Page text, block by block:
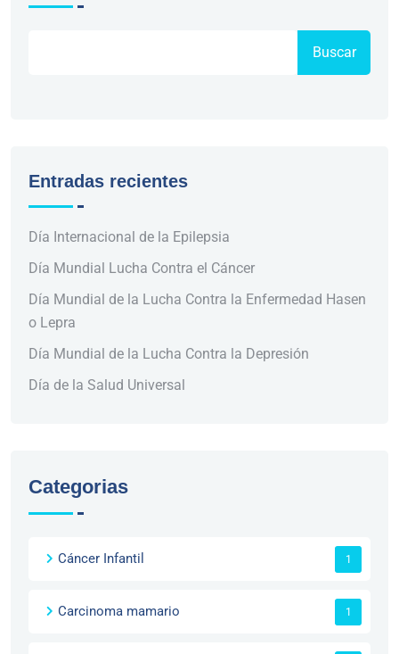
Buscar
Entradas recientes
Día Internacional de la Epilepsia
Día Mundial Lucha Contra el Cáncer
Día Mundial de la Lucha Contra la Enfermedad Hasen
o Lepra
Día Mundial de la Lucha Contra la Depresión
Día de la Salud Universal
Categorias
Cáncer Infantil 1
Carcinoma mamario 1